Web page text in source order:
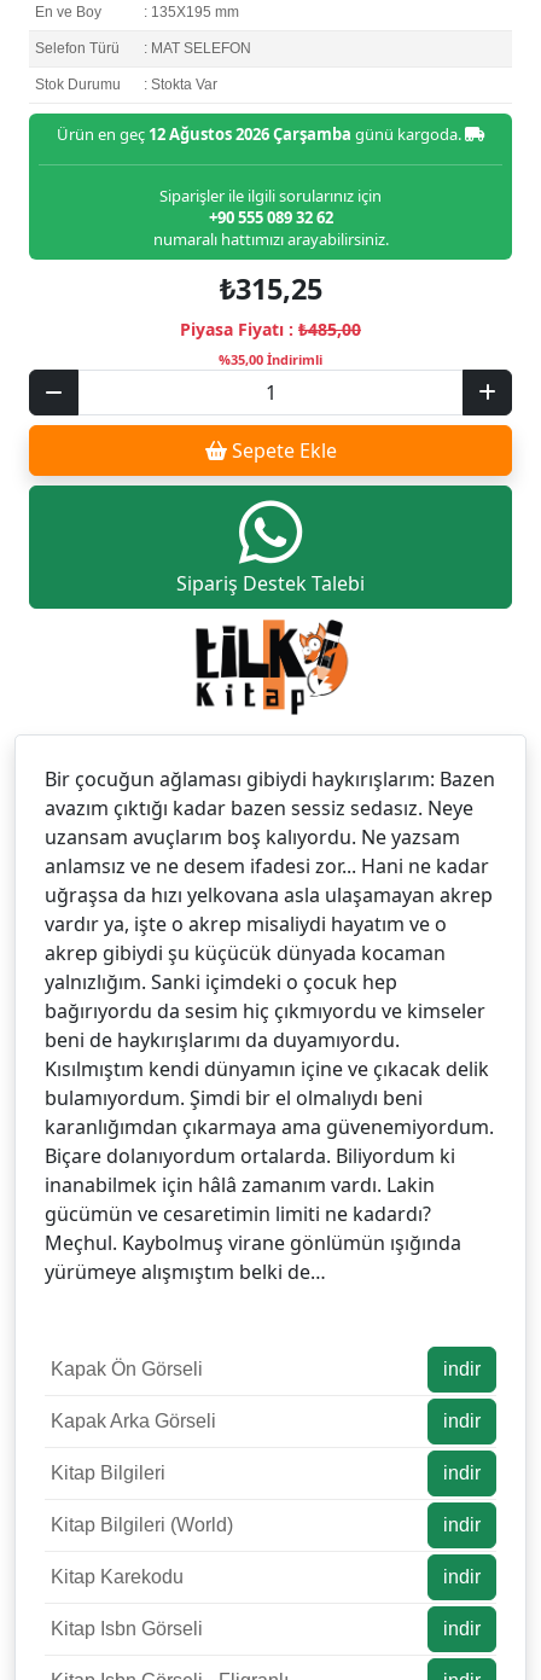
En ve Boy : 135X195 mm
Selefon Türü : MAT SELEFON
Stok Durumu : Stokta Var
Ürün en geç 12 Ağustos 2026 Çarşamba günü kargoda.
Siparişler ile ilgili sorularınız için
+90 555 089 32 62
numaralı hattımızı arayabilirsiniz.
₺315,25
Piyasa Fiyatı : ₺485,00
%35,00 İndirimli
Sepete Ekle
Sipariş Destek Talebi
Bir çocuğun ağlaması gibiydi haykırışlarım: Bazen
avazım çıktığı kadar bazen sessiz sedasız. Neye
uzansam avuçlarım boş kalıyordu. Ne yazsam
anlamsız ve ne desem ifadesi zor... Hani ne kadar
uğraşsa da hızı yelkovana asla ulaşamayan akrep
vardır ya, işte o akrep misaliydi hayatım ve o
akrep gibiydi şu küçücük dünyada kocaman
yalnızlığım. Sanki içimdeki o çocuk hep
bağırıyordu da sesim hiç çıkmıyordu ve kimseler
beni de haykırışlarımı da duyamıyordu.
Kısılmıştım kendi dünyamın içine ve çıkacak delik
bulamıyordum. Şimdi bir el olmalıydı beni
karanlığımdan çıkarmaya ama güvenemiyordum.
Biçare dolanıyordum ortalarda. Biliyordum ki
inanabilmek için hâlâ zamanım vardı. Lakin
gücümün ve cesaretimin limiti ne kadardı?
Meçhul. Kaybolmuş virane gönlümün ışığında
yürümeye alışmıştım belki de…
Kapak Ön Görseli indir
Kapak Arka Görseli indir
Kitap Bilgileri indir
Kitap Bilgileri (World) indir
Kitap Karekodu indir
Kitap Isbn Görseli indir